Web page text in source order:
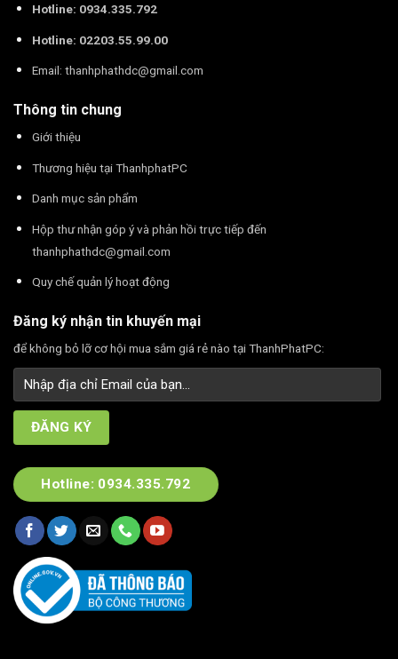
Hotline: 0934.335.792
Hotline: 02203.55.99.00
Email: thanhphathdc@gmail.com
Thông tin chung
Giới thiệu
Thương hiệu tại ThanhphatPC
Danh mục sản phẩm
Hộp thư nhận góp ý và phản hồi trực tiếp đến
thanhphathdc@gmail.com
Quy chế quản lý hoạt động
Đăng ký nhận tin khuyến mại
để không bỏ lỡ cơ hội mua sắm giá rẻ nào tại ThanhPhatPC:
Hotline: 0934.335.792